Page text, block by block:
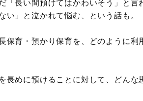
い」と泣かれて悩む、という話も。
保育・預かり保育を、どのように利
長めに預けることに対して、どんな